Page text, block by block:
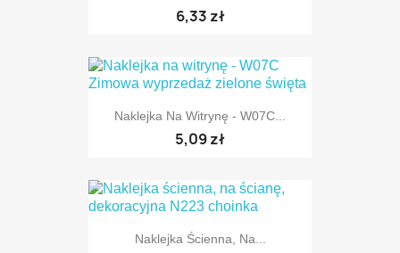
TYLKO ONLINE
6,33 zł
TYLKO ONLINE
Naklejka Na Witrynę - W07C...
5,09 zł
Naklejka Ścienna, Na...